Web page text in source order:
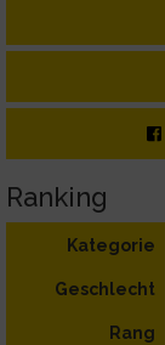
Ranking
Kategorie
Geschlecht
Rang